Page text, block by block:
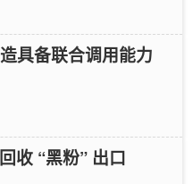
具备联合调用能力
收 “黑粉” 出口